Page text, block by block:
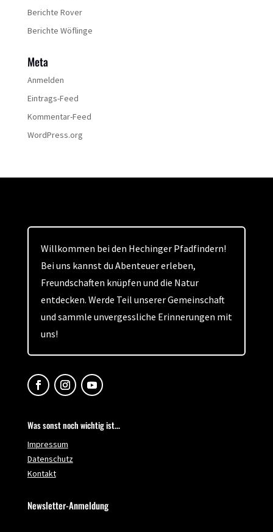
Berichte Rover
Berichte Wöflinge
Meta
Anmelden
Eintrags-Feed
Kommentar-Feed
WordPress.org
Willkommen bei den Hechinger Pfadfindern!
Bei uns kannst du Abenteuer erleben,
Freundschaften knüpfen und die Natur
entdecken. Werde Teil unserer Gemeinschaft
und sammle unvergessliche Erinnerungen mit
uns!
Was sonst noch wichtig ist...
Impressum
Datenschutz
Kontakt
Newsletter-Anmeldung